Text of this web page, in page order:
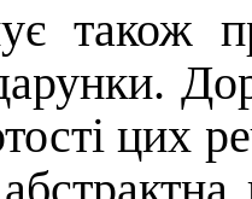
також
цих